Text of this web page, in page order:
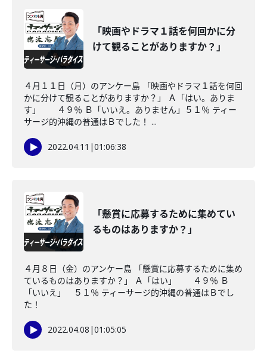
「映画やドラマ１話を何回かに分
けて観ることがありますか？」
４月１１日（月）のアンケー島 「映画やドラマ１話を何回
かに分けて観ることがありますか？」 Ａ「はい。ありま
す」 ４９％ Ｂ「いいえ。ありません」５１％ ティー
サージ的沖縄の普通はＢでした！ ...
2022.04.11 |01:06:38
「懸賞に応募するために集めてい
るものはありますか？」
４月８日（金）のアンケー島 「懸賞に応募するために集め
ているものはありますか？」 Ａ「はい」 ４９％ Ｂ
「いいえ」 ５１％ ティーサージ的沖縄の普通はＢでし
た！
2022.04.08 |01:05:05